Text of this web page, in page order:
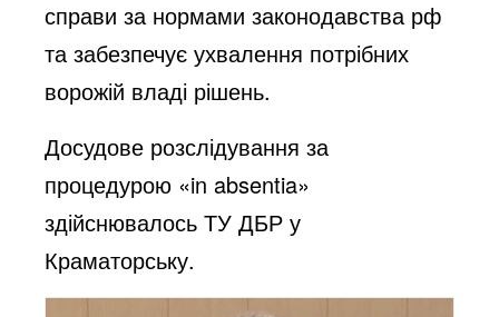
справи за нормами законодавства рф
та забезпечує ухвалення потрібних
ворожій владі рішень.
Досудове розслідування за
процедурою «in absentia»
здійснювалось ТУ ДБР у
Краматорську.